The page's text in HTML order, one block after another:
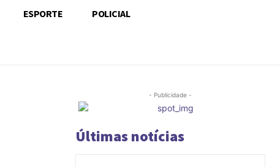
ESPORTE POLICIAL
- Publicidade -
Últimas notícias